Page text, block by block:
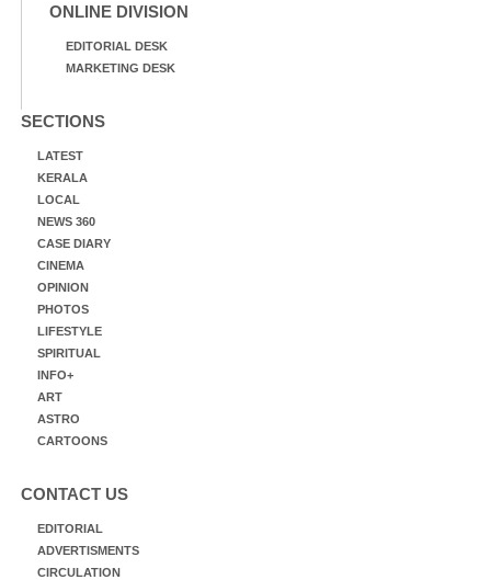
ONLINE DIVISION
EDITORIAL DESK
MARKETING DESK
SECTIONS
LATEST
KERALA
LOCAL
NEWS 360
CASE DIARY
CINEMA
OPINION
PHOTOS
LIFESTYLE
SPIRITUAL
INFO+
ART
ASTRO
CARTOONS
CONTACT US
EDITORIAL
ADVERTISMENTS
CIRCULATION